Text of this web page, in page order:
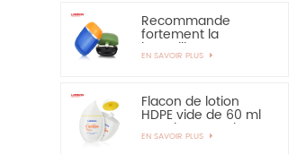
Recommande
fortement la
bouteille en
plastique ovale de
50ml EVOH
EN SAVOIR PLUS
Flacon de lotion
HDPE vide de 60 ml
pour la protection
solaire - vivement
EN SAVOIR PLUS